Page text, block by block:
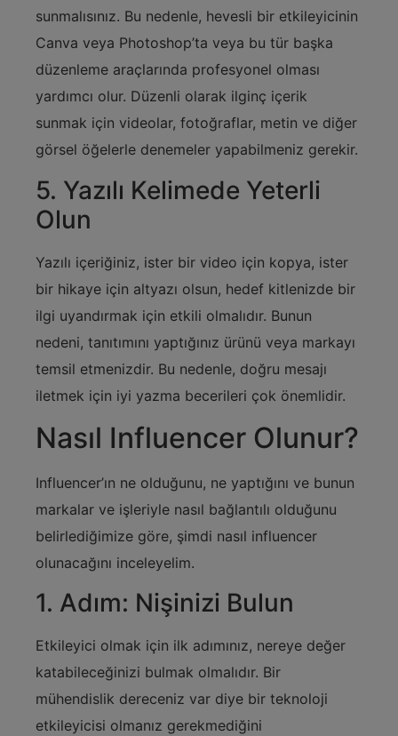
sunmalısınız. Bu nedenle, hevesli bir etkileyicinin
Canva veya Photoshop’ta veya bu tür başka
düzenleme araçlarında profesyonel olması
yardımcı olur. Düzenli olarak ilginç içerik
sunmak için videolar, fotoğraflar, metin ve diğer
görsel öğelerle denemeler yapabilmeniz gerekir.
5. Yazılı Kelimede Yeterli
Olun
Yazılı içeriğiniz, ister bir video için kopya, ister
bir hikaye için altyazı olsun, hedef kitlenizde bir
ilgi uyandırmak için etkili olmalıdır. Bunun
nedeni, tanıtımını yaptığınız ürünü veya markayı
temsil etmenizdir. Bu nedenle, doğru mesajı
iletmek için iyi yazma becerileri çok önemlidir.
Nasıl Influencer Olunur?
Influencer’ın ne olduğunu, ne yaptığını ve bunun
markalar ve işleriyle nasıl bağlantılı olduğunu
belirlediğimize göre, şimdi nasıl influencer
olunacağını inceleyelim.
1. Adım: Nişinizi Bulun
Etkileyici olmak için ilk adımınız, nereye değer
katabileceğinizi bulmak olmalıdır. Bir
mühendislik dereceniz var diye bir teknoloji
etkileyicisi olmanız gerekmediğini